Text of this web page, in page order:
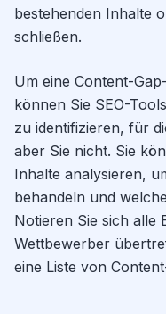
bestehenden Inhalte
schließen.
Um eine Content-
können Sie SEO-
zu identifizieren, für
aber Sie nicht. Sie
Inhalte analysieren,
behandeln und
Notieren Sie sich alle
Wettbewerber
eine Liste von